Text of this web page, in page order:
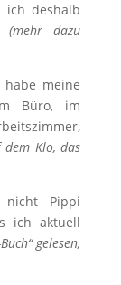
ich deshalb
(mehr dazu
meine
Büro, im
Klo, das
Pippi
ich aktuell
gelesen,